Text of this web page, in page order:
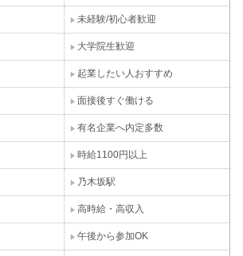
未経験/初心者歓迎
大学院生歓迎
起業したい人おすすめ
面接後すぐ働ける
有名企業へ内定多数
時給1100円以上
乃木坂駅
高時給・高収入
午後から参加OK